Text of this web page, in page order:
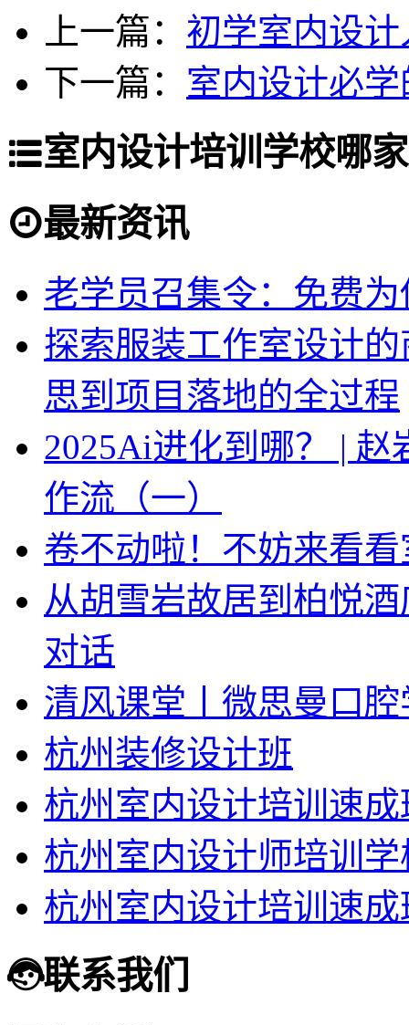
上一篇： 初学室内设
下一篇： 室内设计必
室内设计培训学校哪
最新资讯
老学员召集令：免费
探索服装工作室设计
思到项目落地的全过程
2025Ai进化到哪？ |
作流（一）
卷不动啦！不妨来看
从胡雪岩故居到柏悦
对话
清风课堂丨微思曼口
杭州装修设计班
杭州室内设计培训速成
杭州室内设计师培训
杭州室内设计培训速成
联系我们